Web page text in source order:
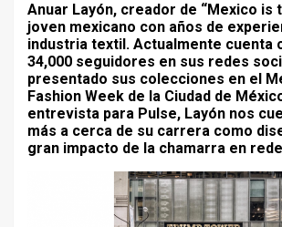
Anuar Layón, creador de “Mexico is
joven mexicano con años de
industria textil. Actualmente cuenta
34,000 seguidores en sus redes
presentado sus colecciones en el
Fashion Week de la Ciudad de
entrevista para Pulse, Layón nos
más a cerca de su carrera como
gran impacto de la chamarra en